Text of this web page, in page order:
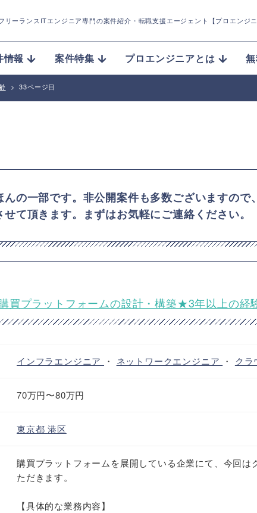
リーランスITエンジニア専門の案件紹介 ・転職支援エージェント【プロエンジニ
情報 案件特集 プロエンジニアとは
> 33ページ目
の一部です。非公開案件も多数ございますので、
て頂きます。まずはお気軽にご連絡ください。
買プラットフォームの設計・構築★3年以上の経
インフラエンジニア ・ ネットワークエンジニア ・ クラ
70万円〜80万円
東京都港区
購買プラットフォームを展開している企業にて、今回は
ただきます。
【具体的な業務内容】